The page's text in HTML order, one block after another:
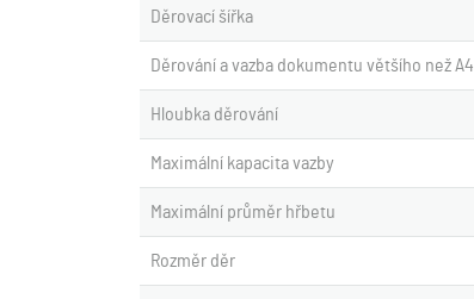
Děrovací šířka
Děrování a vazba dokumentu většího než A4
Hloubka děrování
Maximální kapacita vazby
Maximální průměr hřbetu
Rozměr děr